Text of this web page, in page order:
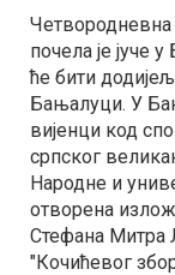
Четвородневна
почела је јуче
ће бити
Бањалуци. У
вијенци код
српског
Народне и
отворена
Стефана Митра
"Кочићевог